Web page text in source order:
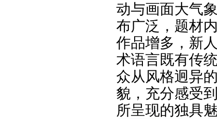
动与画面大气
布广泛，题材
作品增多，新
术语言既有传
众从风格迥异
貌，充分感受
所呈现的独具